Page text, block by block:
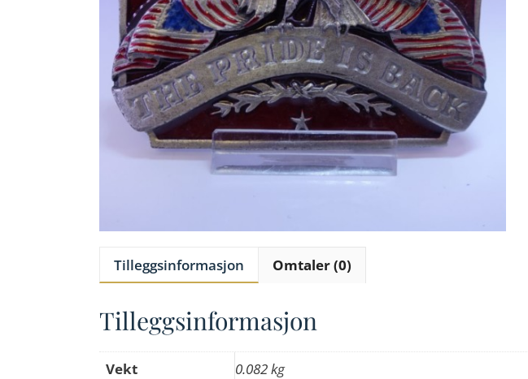
Tilleggsinformasjon Omtaler (0)
Tilleggsinformasjon
Vekt
0.082 kg